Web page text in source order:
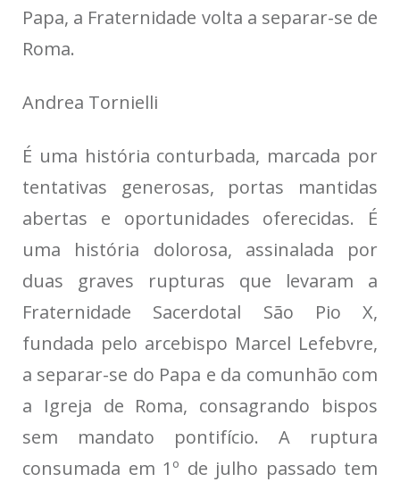
Papa, a Fraternidade volta a separar-se de
Roma.
Andrea Tornielli
É uma história conturbada, marcada por
tentativas generosas, portas mantidas
abertas e oportunidades oferecidas. É
uma história dolorosa, assinalada por
duas graves rupturas que levaram a
Fraternidade Sacerdotal São Pio X,
fundada pelo arcebispo Marcel Lefebvre,
a separar-se do Papa e da comunhão com
a Igreja de Roma, consagrando bispos
sem mandato pontifício. A ruptura
consumada em 1º de julho passado tem